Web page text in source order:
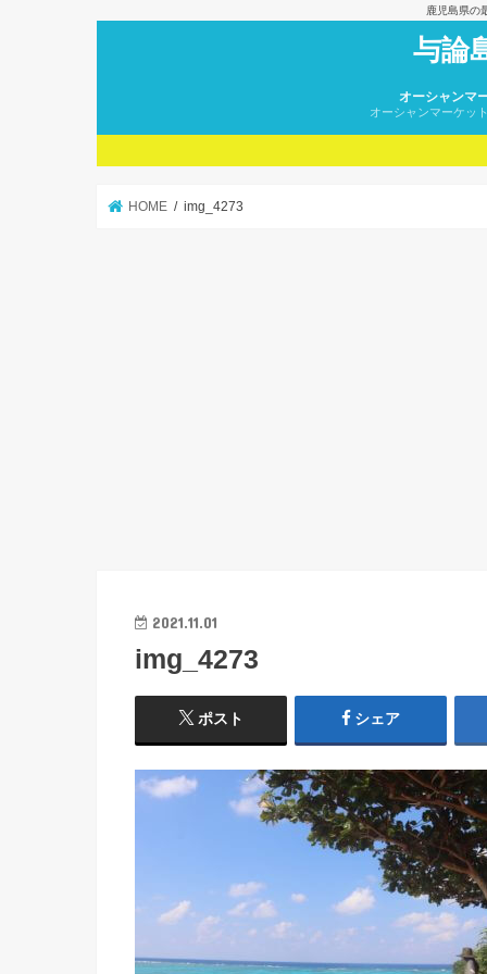
鹿児島県の
与論
オーシャンマ
オーシャンマーケッ
HOME img_4273
2021.11.01
img_4273
ポスト シェア